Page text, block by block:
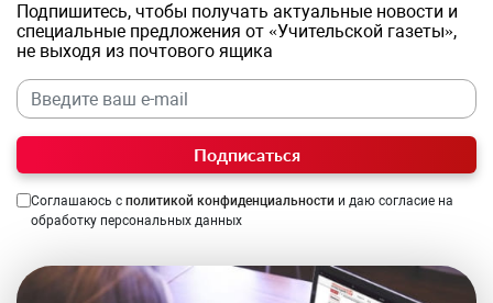
Подпишитесь, чтобы получать актуальные новости и
специальные предложения от «Учительской газеты»,
не выходя из почтового ящика
Подписаться
Соглашаюсь с политикой конфиденциальности и даю согласие на
обработку персональных данных